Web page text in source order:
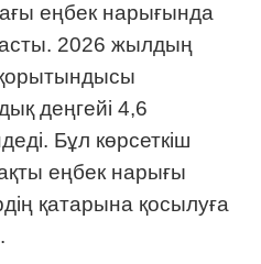
еңбек нарығында
2026 жылдың
қорытындысы
деңгейі 4,6
Бұл көрсеткіш
еңбек нарығы
қатарына қосылуға